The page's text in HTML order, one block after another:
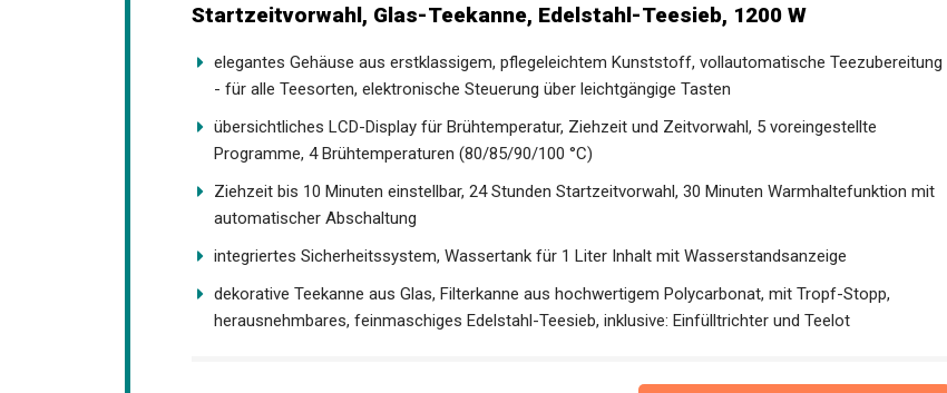
Startzeitvorwahl, Glas-Teekanne, Edelstahl-Teesieb, 1200 W
elegantes Gehäuse aus erstklassigem, pflegeleichtem Kunststoff, vollautomatische Teezubereitung
- für alle Teesorten, elektronische Steuerung über leichtgängige Tasten
übersichtliches LCD-Display für Brühtemperatur, Ziehzeit und Zeitvorwahl, 5 voreingestellte
Programme, 4 Brühtemperaturen (80/85/90/100 °C)
Ziehzeit bis 10 Minuten einstellbar, 24 Stunden Startzeitvorwahl, 30 Minuten Warmhaltefunktion mit
automatischer Abschaltung
integriertes Sicherheitssystem, Wassertank für 1 Liter Inhalt mit Wasserstandsanzeige
dekorative Teekanne aus Glas, Filterkanne aus hochwertigem Polycarbonat, mit Tropf-Stopp,
herausnehmbares, feinmaschiges Edelstahl-Teesieb, inklusive: Einfülltrichter und Teelot